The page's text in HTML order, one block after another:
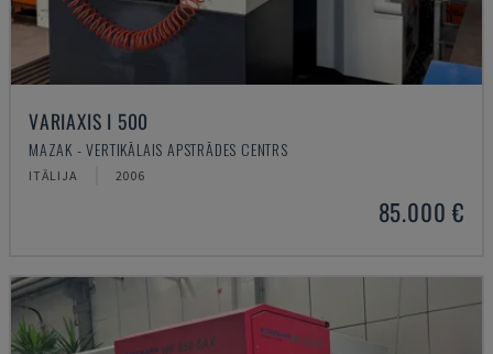
VARIAXIS I 500
MAZAK - VERTIKĀLAIS APSTRĀDES CENTRS
ITĀLIJA 2006
85.000 €